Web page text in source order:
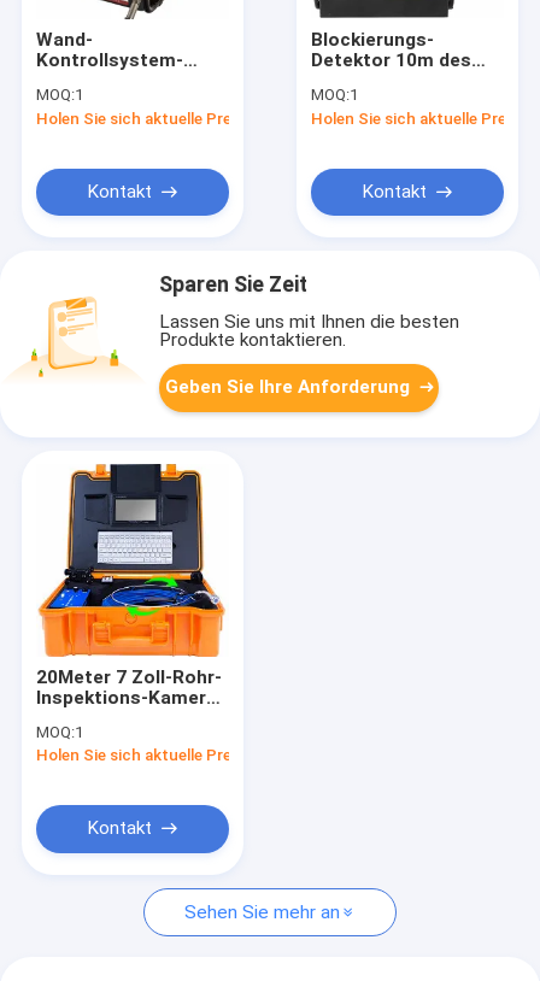
Wand-
Kontrollsystem-
Unterwasserjagd-
Videokamera des
MOQ:1
Holen Sie sich aktuelle Preis
Kontakt
Blockierungs-
Detektor 10m des
verkabeln Kamera-
Inspektion des
MOQ:1
Holen Sie sich aktuelle Preis
Kontakt
Sparen Sie Zeit
Lassen Sie uns mit Ihnen die besten
Produkte kontaktieren.
Geben Sie Ihre Anforderung
20Meter 7 Zoll-Rohr-
Inspektions-Kamera-
Videoendoskopiekontrolle-
Kamera
MOQ:1
Holen Sie sich aktuelle Preis
Kontakt
Sehen Sie mehr an